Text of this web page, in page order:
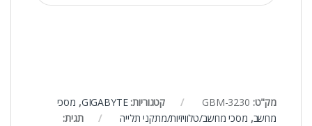
מק"ט: GBM-3230 קטגוריות:GIGABYTE
, מסכי
מחשב, מסכי מחשב/טלוויזיות/מתקני תלייה
תגית: